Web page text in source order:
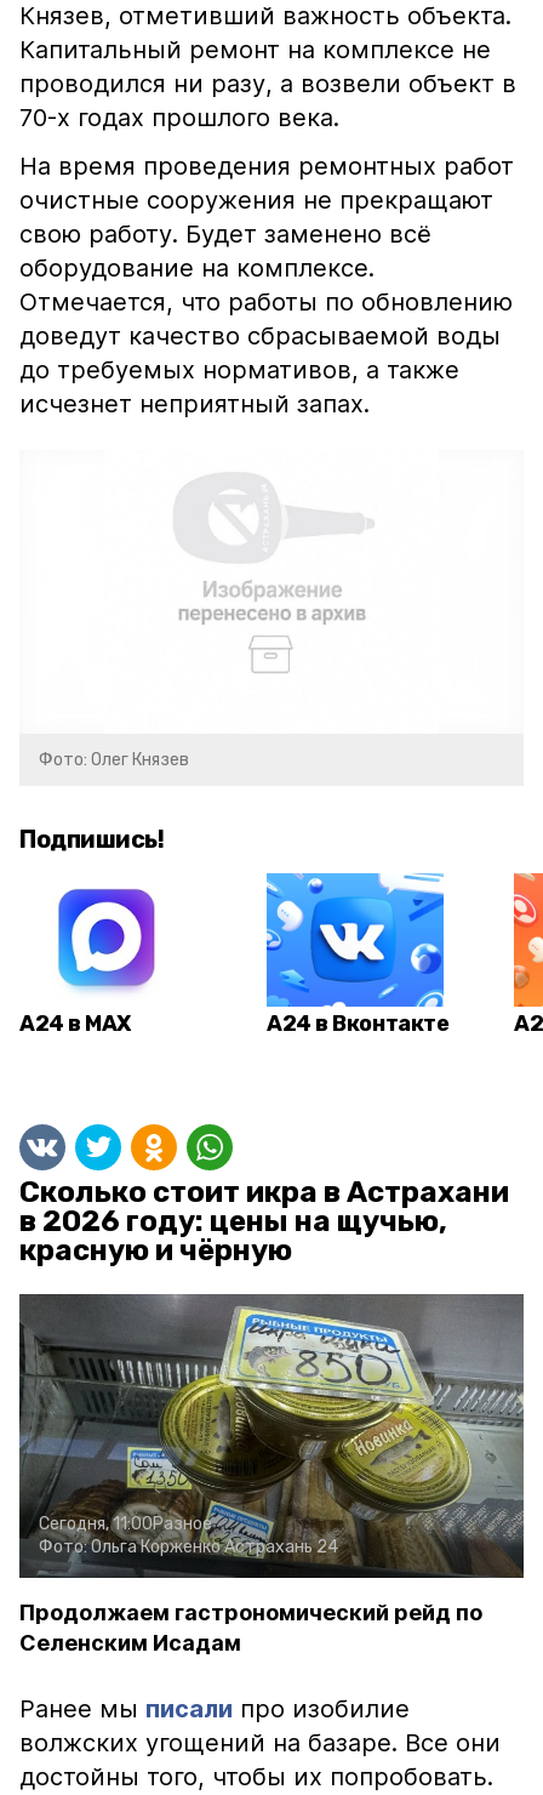
Князев, отметивший важность объекта.
Капитальный ремонт на комплексе не
проводился ни разу, а возвели объект в
70-х годах прошлого века.
На время проведения ремонтных работ
очистные сооружения не прекращают
свою работу. Будет заменено всё
оборудование на комплексе.
Отмечается, что работы по обновлению
доведут качество сбрасываемой воды
до требуемых нормативов, а также
исчезнет неприятный запах.
Фото: Олег Князев
Подпишись!
А24 в MAX А24 в Вконтакте
Сколько стоит икра в Астрахани
в 2026 году: цены на щучью,
красную и чёрную
Сегодня, 11:00Разное
Фото:Ольга КорженкоАстрахань 24
Продолжаем гастрономический рейд по
Селенским Исадам
Ранее мы писали про изобилие
волжских угощений на базаре. Все они
достойны того, чтобы их попробовать.